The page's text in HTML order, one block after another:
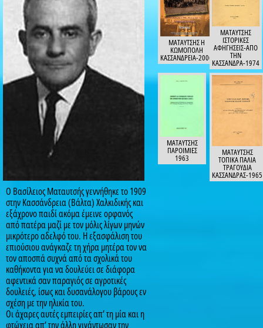
Ο Βασίλειος Ματαυτσής γεννήθηκε το 1909
στην Κασσάνδρεια (Βάλτα) Χαλκιδικής και
εξάχρονο παιδί ακόμα έμεινε ορφανός
από πατέρα μαζί με τον μόλις λίγων μηνών
μικρότερο αδελφό του. Η εξασφάλιση του
επιούσιου ανάγκαζε τη χήρα μητέρα τον να
τον αποσπά συχνά από τα σχολικά του
καθήκοντα για να δουλεύει σε διάφορα
αφεντικά σαν παραγιός σε αγροτικές
δουλειές, ίσως και δυσανάλογου βάρους εν
σχέση με την ηλικία του.
Οι άχαρες αυτές εμπειρίες απ’ τη μία και η
φτώχεια απ’ την άλλη γιγάντωσαν την